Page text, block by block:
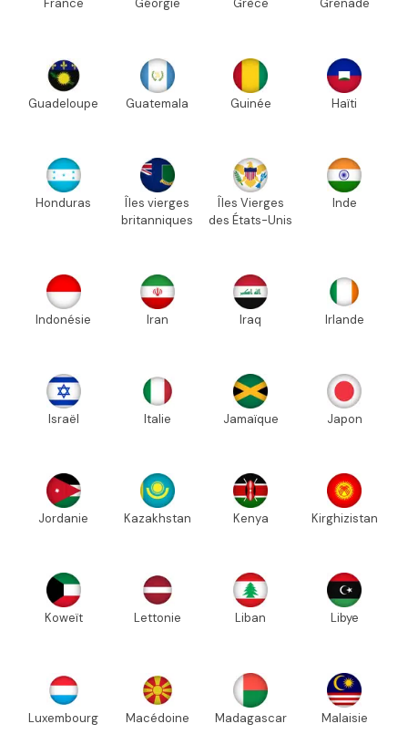
France Géorgie Grèce Grenade
Guadeloupe Guatemala Guinée Haïti
Honduras
Îles vierges
britanniques
Îles Vierges
des États-Unis
Inde
Indonésie Iran Iraq Irlande
Israël Italie Jamaïque Japon
Jordanie Kazakhstan Kenya Kirghizistan
Koweït Lettonie Liban Libye
Luxembourg Macédoine Madagascar Malaisie